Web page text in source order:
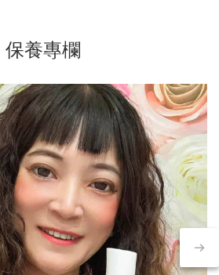
保養專欄